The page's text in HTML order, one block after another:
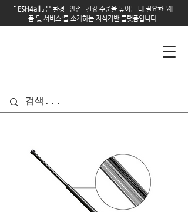
「 ESH4all 」은 환경 · 안전 · 건강 수준을 높이는 데 필요한 '제
품 및 서비스'를 소개하는 지식기반 플랫폼입니다.